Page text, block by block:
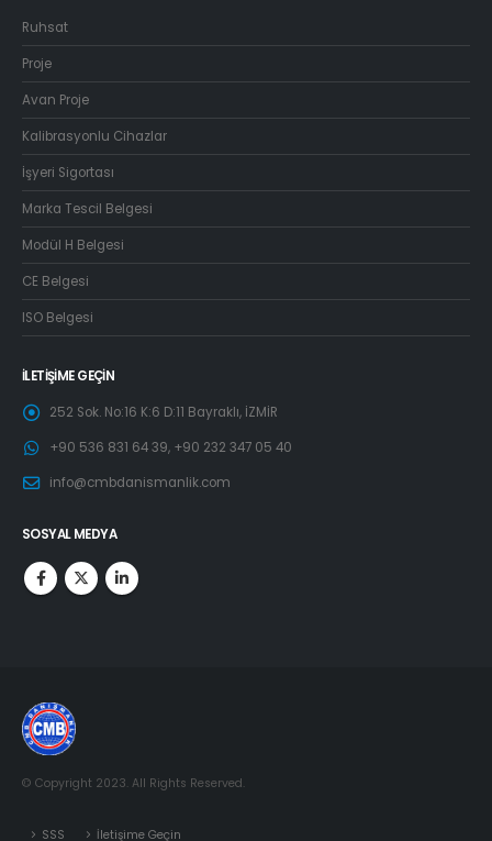
Ruhsat
Proje
Avan Proje
Kalibrasyonlu Cihazlar
İşyeri Sigortası
Marka Tescil Belgesi
Modül H Belgesi
CE Belgesi
ISO Belgesi
İLETIŞIME GEÇIN
252 Sok. No:16 K:6 D:11 Bayraklı, İZMİR
+90 536 831 64 39, +90 232 347 05 40
info@cmbdanismanlik.com
SOSYAL MEDYA
© Copyright 2023. All Rights Reserved.
SSS İletişime Geçin